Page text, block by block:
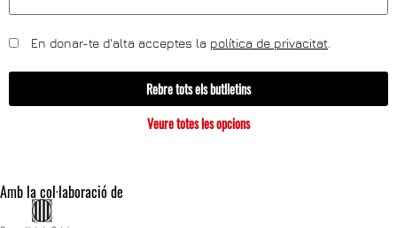
En donar-te d'alta acceptes la política de privacitat
Rebre tots els butlletins
Veure totes les opcions
Amb la col·laboració de